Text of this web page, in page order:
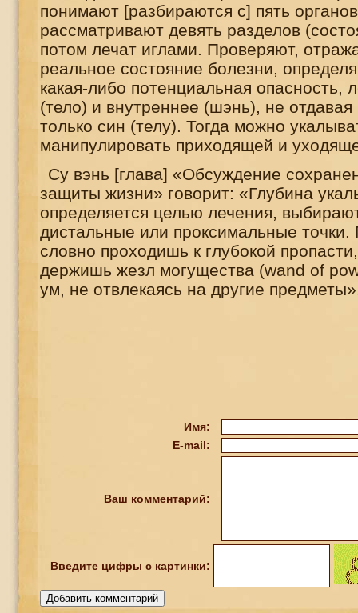
понимают [разбираются с] пять
рассматривают девять разделов
потом лечат иглами. Проверяют,
реальное состояние болезни,
какая-либо потенциальная опасность,
(тело) и внутреннее (шэнь), не отдавая
только син (телу). Тогда можно
манипулировать приходящей и
Су вэнь [глава] «Обсуждение
защиты жизни» говорит: «Глубина
определяется целью лечения,
дистальные или проксимальные
словно проходишь к глубокой
держишь жезл могущества (wand of
ум, не отвлекаясь на другие
Имя:
E-mail:
Ваш комментарий:
Введите цифры с картинки: